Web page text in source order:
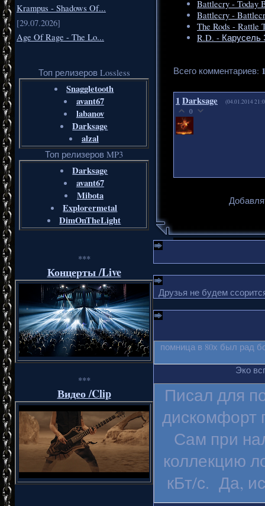
Krampus - Shadows Of...
[29.07.2026]
Age Of Rage - The Lo...
Топ релизеров Lossless
Snaggletooth
avant67
labanov
Darksage
alzal
Топ релизеров MP3
Darksage
avant67
Mibota
Explorermetal
DimOnTheLight
***
Концерты /Live
***
Видео /Clip
Battlecry - Today
Battlecry -
The Rods - Rattle
R.D. - Карусель
Всего комментариев: 1
1Darksage (04.01.2014
0
Друзья не будем
помница в 80х был рад
Эко
Писал для
дискомфорт
Сам при
коллекцию
кБт/с. Да,